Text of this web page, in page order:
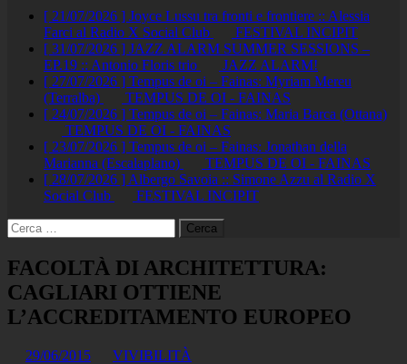
[ 21/07/2026 ] Joyce Lussu tra fronti e frontiere :: Alessia
Farci al Radio X Social Club
FESTIVAL INCIPIT
[ 31/07/2026 ] JAZZ ALARM SUMMER SESSIONS –
EP.19 :: Antonio Floris trio
JAZZ ALARM!
[ 27/07/2026 ] Tempus de oi – Fainas: Myriam Mereu
(Terralba)
TEMPUS DE OI - FAINAS
[ 24/07/2026 ] Tempus de oi – Fainas: Maria Barca (Ottana)
TEMPUS DE OI - FAINAS
[ 23/07/2026 ] Tempus de oi – Fainas: Jonathan della
Marianna (Escalaplano)
TEMPUS DE OI - FAINAS
[ 28/07/2026 ] Albergo Savoia :: Simone Azzu al Radio X
Social Club
FESTIVAL INCIPIT
Ricerca
per:
FACOLTÀ DI ARCHITETTURA:
CAGLIARI OTTIENE
L’ACCREDITAMENTO EUROPEO
29/06/2015 VIVIBILITÀ